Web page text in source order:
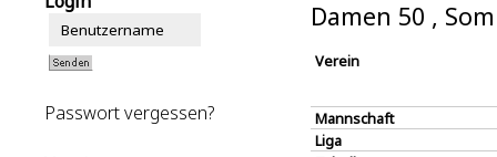
Passwort vergessen?
Damen 50 ,
Verein
Mannschaft
Liga